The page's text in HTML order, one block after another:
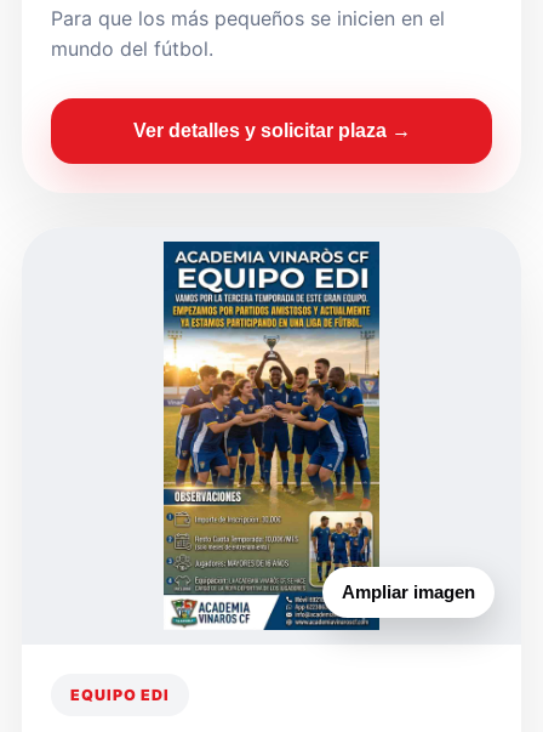
Para que los más pequeños se inicien en el
mundo del fútbol.
Ver detalles y solicitar plaza →
Ampliar imagen
EQUIPO EDI